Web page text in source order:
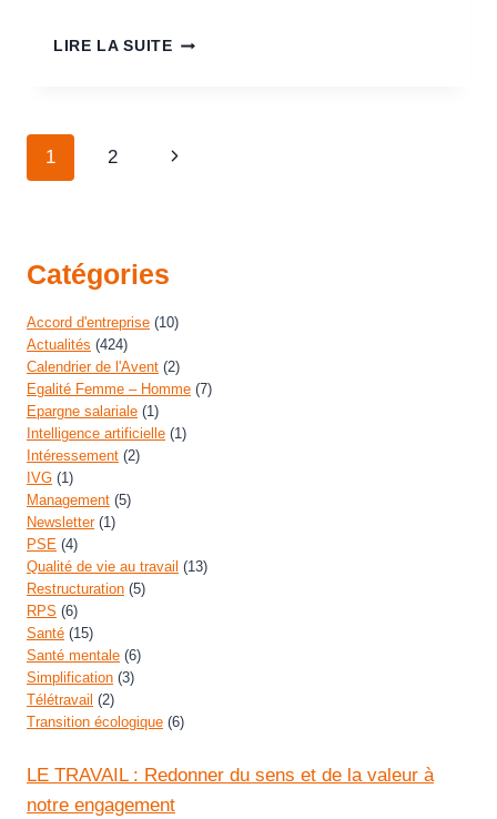
LIRE LA SUITE
1 2
Catégories
Accord d'entreprise (10)
Actualités (424)
Calendrier de l'Avent (2)
Egalité Femme – Homme (7)
Epargne salariale (1)
Intelligence artificielle (1)
Intéressement (2)
IVG (1)
Management (5)
Newsletter(1)
PSE (4)
Qualité de vie au travail (13)
Restructuration (5)
RPS (6)
Santé (15)
Santé mentale (6)
Simplification (3)
Télétravail (2)
Transition écologique (6)
LE TRAVAIL : Redonner du sens et de la valeur à
notre engagement